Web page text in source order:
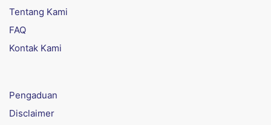
Tentang Kami
FAQ
Kontak Kami
Pengaduan
Disclaimer